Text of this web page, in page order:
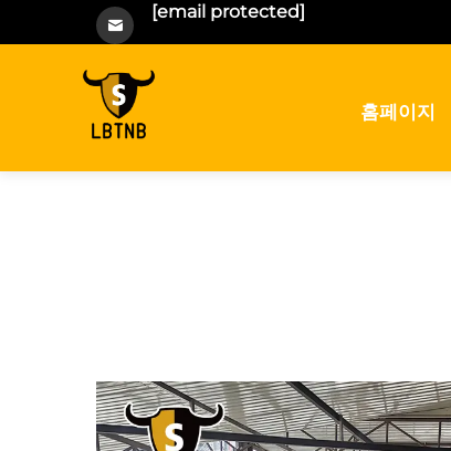
[email protected]
홈페이지